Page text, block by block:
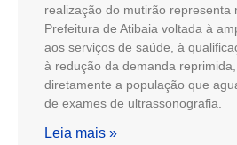
realização do mutirão representa
Prefeitura de Atibaia voltada à
aos serviços de saúde, à
à redução da demanda
diretamente a população que
de exames de ultrassonografia.
Leia mais »